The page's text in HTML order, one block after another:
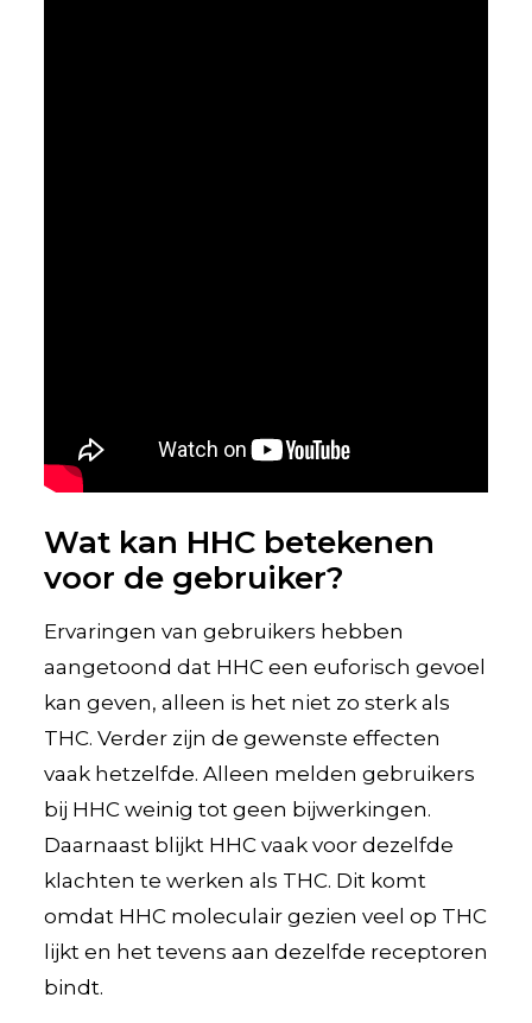
Wat kan HHC betekenen
voor de gebruiker?
Ervaringen van gebruikers hebben
aangetoond dat HHC een euforisch gevoel
kan geven, alleen is het niet zo sterk als
THC. Verder zijn de gewenste effecten
vaak hetzelfde. Alleen melden gebruikers
bij HHC weinig tot geen bijwerkingen.
Daarnaast blijkt HHC vaak voor dezelfde
klachten te werken als THC. Dit komt
omdat HHC moleculair gezien veel op THC
lijkt en het tevens aan dezelfde receptoren
bindt.